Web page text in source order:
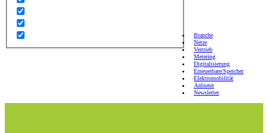
Branche
Netze
Vertrieb
Metering
Digitalisierung
Erneuerbare/Speicher
Elektromobilität
Anbieter
Newsletter